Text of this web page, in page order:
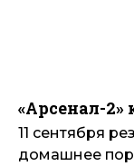
«Арсенал-
11 сентября
домашнее